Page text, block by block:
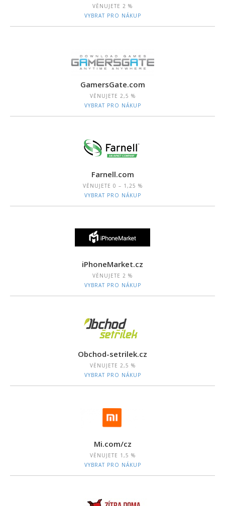
VĚNUJETE 2 %
VYBRAT PRO NÁKUP
GamersGate.com
VĚNUJETE 2,5 %
VYBRAT PRO NÁKUP
Farnell.com
VĚNUJETE 0 – 1,25 %
VYBRAT PRO NÁKUP
iPhoneMarket.cz
VĚNUJETE 2 %
VYBRAT PRO NÁKUP
Obchod-setrilek.cz
VĚNUJETE 2,5 %
VYBRAT PRO NÁKUP
Mi.com/cz
VĚNUJETE 1,5 %
VYBRAT PRO NÁKUP